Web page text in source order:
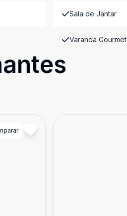
Sala de Jantar
Varanda Gourmet